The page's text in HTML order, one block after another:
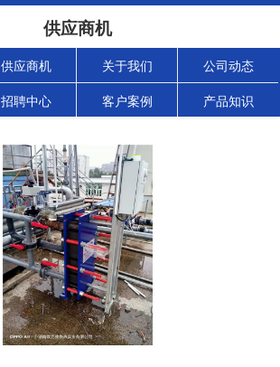
供应商机
供应商机 关于我们 公司动态
招聘中心 客户案例 产品知识